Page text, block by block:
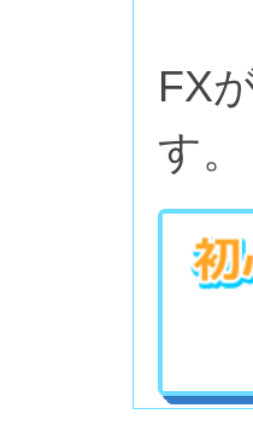
FX
す。